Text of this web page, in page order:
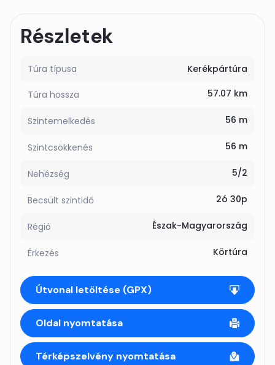
Részletek
Túra típusa Kerékpártúra
Túra hossza 57.07 km
Szintemelkedés 56 m
Szintcsökkenés 56 m
Nehézség 5/2
Becsült szintidő 2ó 30p
Régió Észak-Magyarország
Érkezés Körtúra
Útvonal letöltése (GPX)
Oldal nyomtatása
Térképszelvény nyomtatása